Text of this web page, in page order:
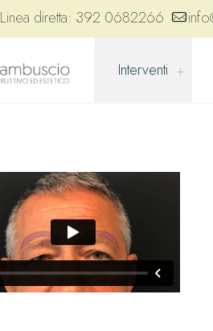
Linea diretta: 392 0682266
Interventi